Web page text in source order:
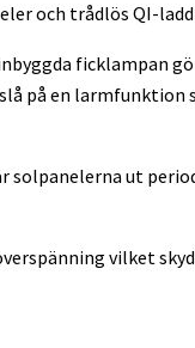
och trådlös QI-
ficklampan
på en larmfunktion
solpanelerna ut
vilket